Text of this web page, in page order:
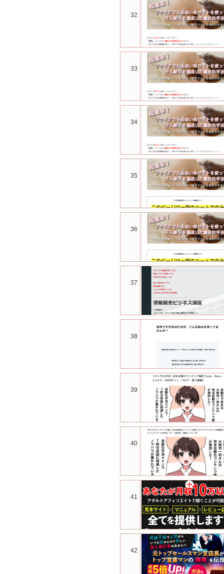
32
33
34
35
36
37
38
39
40
41
42